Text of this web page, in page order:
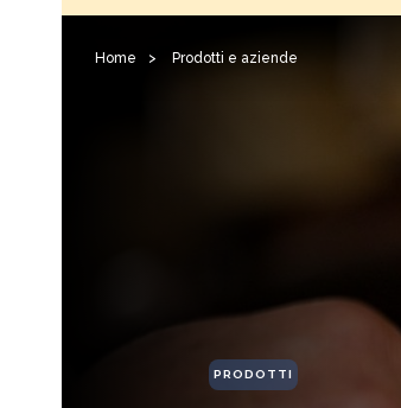
Home > Prodotti e aziende
PRODOTTI